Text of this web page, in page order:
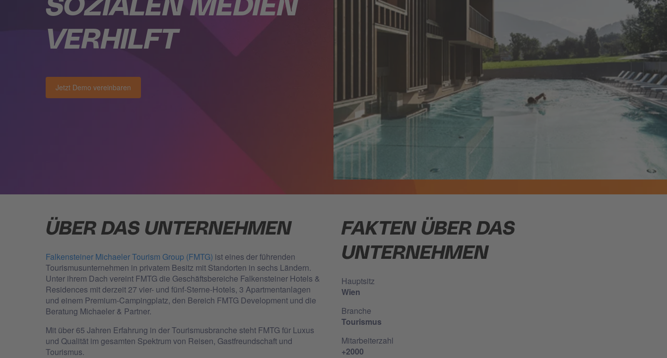
SOZIALEN MEDIEN
VERHILFT
Jetzt Demo vereinbaren
ÜBER DAS UNTERNEHMEN
Falkensteiner Michaeler Tourism Group (FMTG) ist eines der führenden
Tourismusunternehmen in privatem Besitz mit Standorten in sechs Ländern.
Unter ihrem Dach vereint FMTG die Geschäftsbereiche Falkensteiner Hotels &
Residences mit derzeit 27 vier- und fünf-Sterne-Hotels, 3 Apartmentanlagen
und einem Premium-Campingplatz, den Bereich FMTG Development und die
Beratung Michaeler & Partner.
Mit über 65 Jahren Erfahrung in der Tourismusbranche steht FMTG für Luxus
und Qualität im gesamten Spektrum von Reisen, Gastfreundschaft und
Tourismus.
FAKTEN ÜBER DAS
UNTERNEHMEN
Hauptsitz
Wien
Branche
Tourismus
Mitarbeiterzahl
+2000